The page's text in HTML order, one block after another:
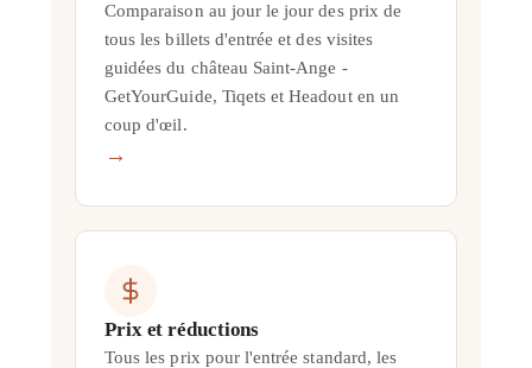
Comparaison au jour le jour des prix de
tous les billets d'entrée et des visites
guidées du château Saint-Ange -
GetYourGuide, Tiqets et Headout en un
coup d'œil.
→
Prix et réductions
Tous les prix pour l'entrée standard, les